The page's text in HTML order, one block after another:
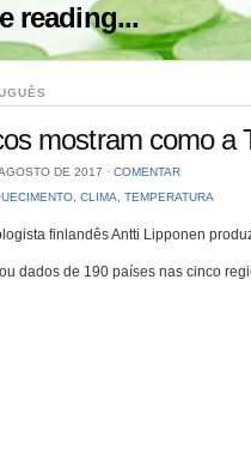
reading...
mostram como a
DE 2017 ⋅ COMENTAR
, CLIMA TEMPERATURA
finlandês Antti Lipponen
dados de 190 países nas cinco